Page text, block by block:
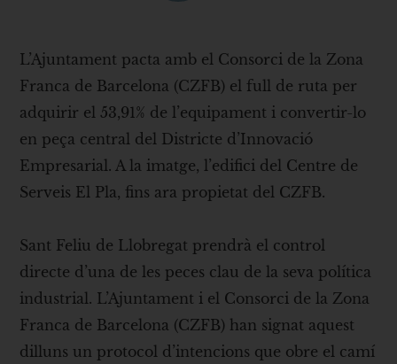
L’Ajuntament pacta amb el Consorci de la Zona
Franca de Barcelona (CZFB) el full de ruta per
adquirir el 53,91% de l’equipament i convertir-lo
en peça central del Districte d’Innovació
Empresarial. A la imatge, l’edifici del Centre de
Serveis El Pla, fins ara propietat del CZFB.
Sant Feliu de Llobregat prendrà el control
directe d’una de les peces clau de la seva política
industrial. L’Ajuntament i el Consorci de la Zona
Franca de Barcelona (CZFB) han signat aquest
dilluns un protocol d’intencions que obre el camí